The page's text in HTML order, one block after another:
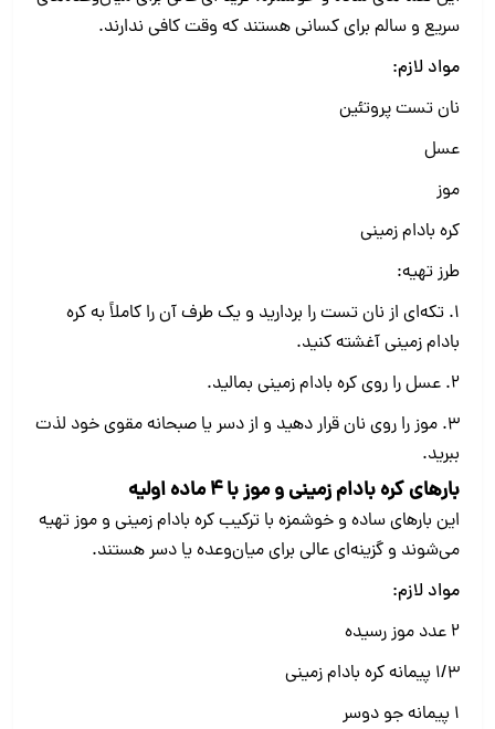
سریع و سالم برای کسانی هستند که وقت کافی ندارند.
مواد لازم:
نان تست پروتئین
عسل
موز
کره بادام زمینی
طرز تهیه:
1. تکه‌ای از نان تست را بردارید و یک طرف آن را کاملاً به کره
بادام زمینی آغشته کنید.
2. عسل را روی کره بادام زمینی بمالید.
3. موز را روی نان قرار دهید و از دسر یا صبحانه مقوی خود لذت
ببرید.
بارهای کره بادام زمینی و موز با ۴ ماده اولیه
این بارهای ساده و خوشمزه با ترکیب کره بادام زمینی و موز تهیه
می‌شوند و گزینه‌ای عالی برای میان‌وعده یا دسر هستند.
مواد لازم:
۲ عدد موز رسیده
۱/۳ پیمانه کره بادام زمینی
۱ پیمانه جو دوسر